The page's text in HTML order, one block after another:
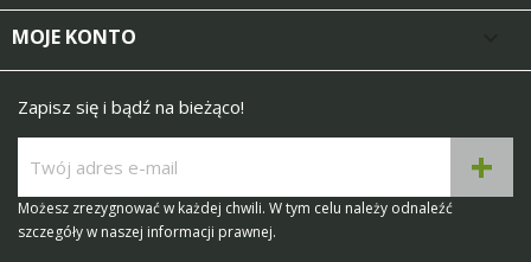
MOJE KONTO
Zapisz się i bądź na bieżąco!
Możesz zrezygnować w każdej chwili. W tym celu należy odnaleźć
szczegóły w naszej informacji prawnej.